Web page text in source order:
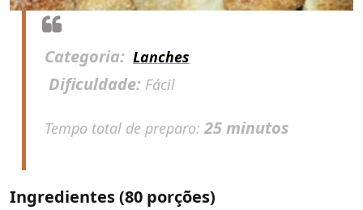
Categoria: Lanches
Dificuldade: Fácil
Tempo total de preparo:25 minutos
Ingredientes (80 porções)